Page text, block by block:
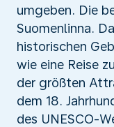
umgeben. Die
Suomenlinna.
historischen
wie eine Reise
der größten
dem 18.
des UNESCO-